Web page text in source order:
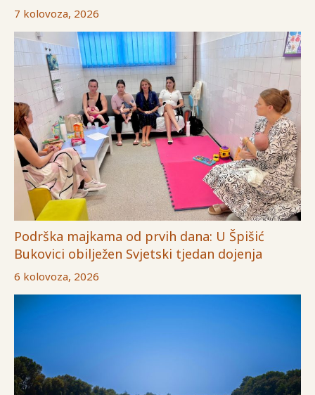
7 kolovoza, 2026
Podrška majkama od prvih dana: U Špišić
Bukovici obilježen Svjetski tjedan dojenja
6 kolovoza, 2026